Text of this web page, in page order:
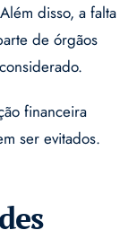
disso, a falta
de órgãos
financeira
ser evitados.